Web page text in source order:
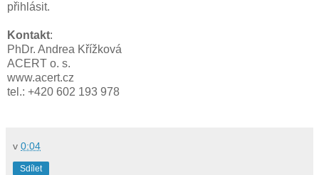
přihlásit.
Kontakt:
PhDr. Andrea Křížková
ACERT o. s.
www.acert.cz
tel.: +420 602 193 978
v 0:04
Sdílet